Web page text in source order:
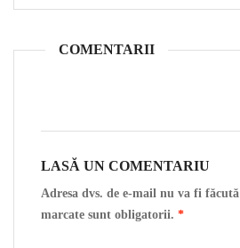
COMENTARII
LASĂ UN COMENTARIU
Adresa dvs. de e-mail nu va fi
marcate sunt obligatorii. *